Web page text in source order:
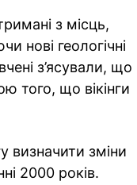
з місць,
нові геологічні
з’ясували, що
того, що вікінги
визначити зміни
2000 років.